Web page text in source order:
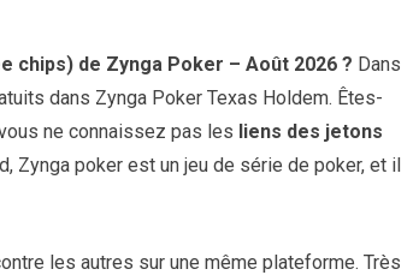
de Zynga Poker – Août 2026 ? Dans
dans Zynga Poker Texas Holdem. Êtes-
ne connaissez pas les liens des jetons
Zynga poker est un jeu de série de poker, et il
les autres sur une même plateforme. Très